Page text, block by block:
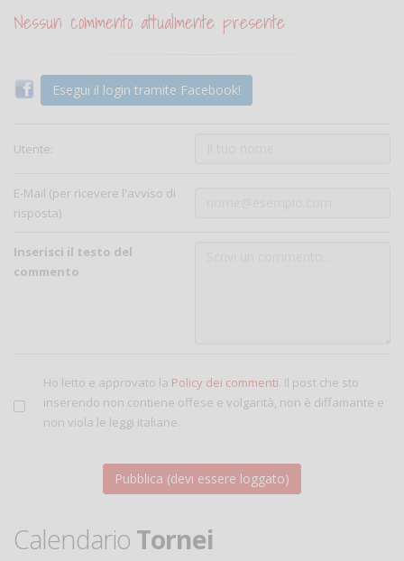
Nessun commento attualmente presente
Esegui il login tramite Facebook!
Utente:
E-Mail (per ricevere l'avviso di
risposta)
Inserisci il testo del
commento
Ho letto e approvato la Policy dei commenti . Il post che sto
inserendo non contiene offese e volgarità, non è diffamante e
non viola le leggi italiane.
Calendario Tornei